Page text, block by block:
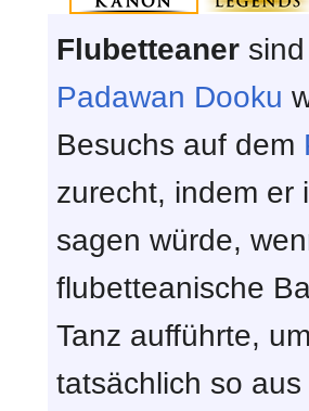
Flubetteaner
Padawan Dooku
Besuchs auf dem
zurecht, indem er
sagen würde,
flubetteanische
Tanz aufführte,
tatsächlich so